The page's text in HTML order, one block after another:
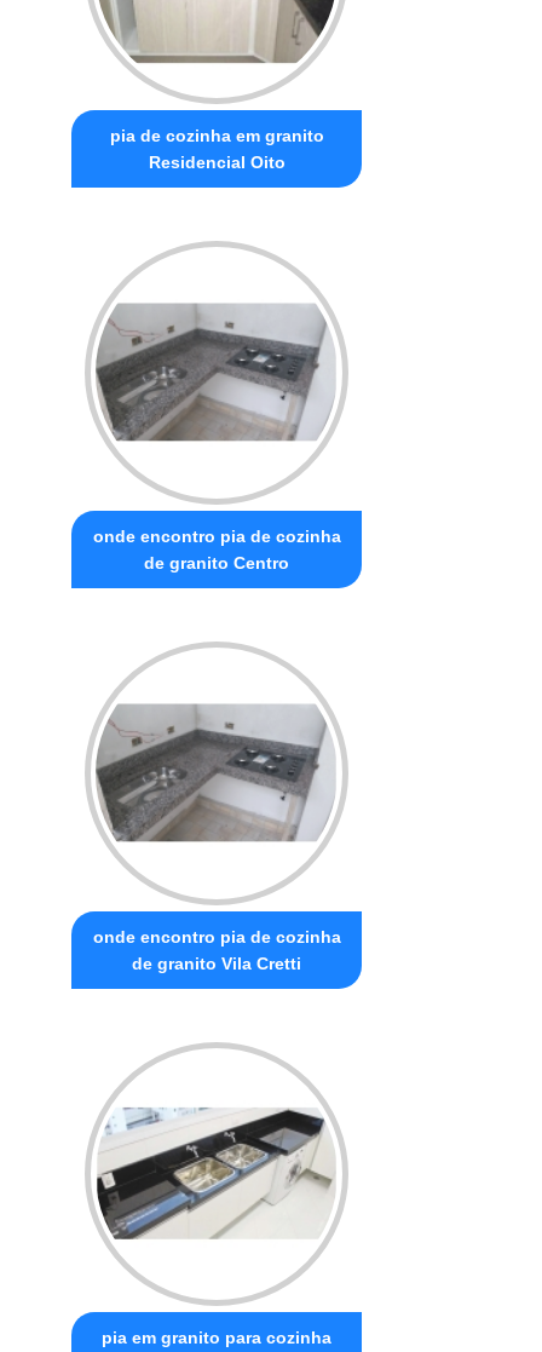
pia de cozinha em granito
Residencial Oito
onde encontro pia de cozinha
de granito Centro
onde encontro pia de cozinha
de granito Vila Cretti
pia em granito para cozinha